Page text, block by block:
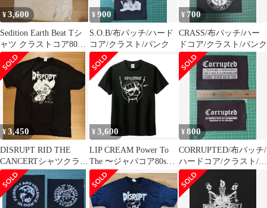
¥3,600
Sedition Earth Beat Tシ
ャツ クラストコア80s
ハードコア
¥900
S.O.B/布パッチ/ハード
コア/クラスト/パンク
¥ 700
CRASS/布パッチ/ハー
ドコア/クラスト/パンク
¥3,450
DISRUPT RID THE
CANCERTシャツクラス
トコアグラインドコア
¥ 3,600
LIP CREAM Power To
The 〜ジャパコア80sハ
ードコア
¥800
CORRUPTED/布パッチ/
ハードコア/クラスト/パ
ンク